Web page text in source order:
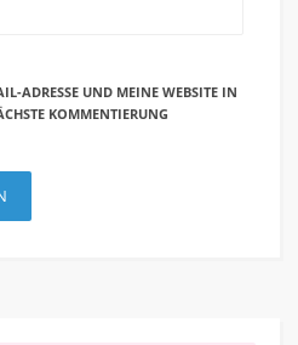
ADRESSE UND MEINE WEBSITE IN
KOMMENTIERUNG